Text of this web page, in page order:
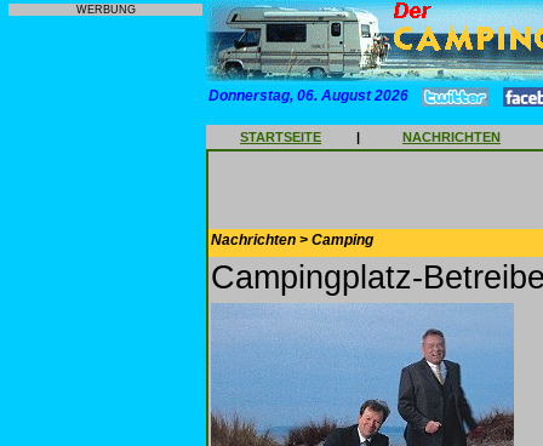
WERBUNG
Donnerstag, 06. August 2026
STARTSEITE | NACHRICHTEN
Nachrichten > Camping
Campingplatz-